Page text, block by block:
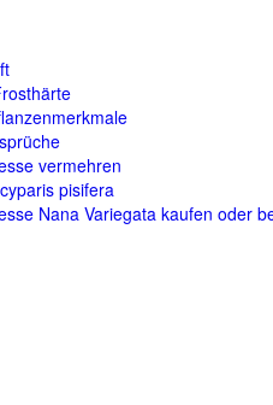
vermehren
pisifera
Nana Variegata kaufen oder